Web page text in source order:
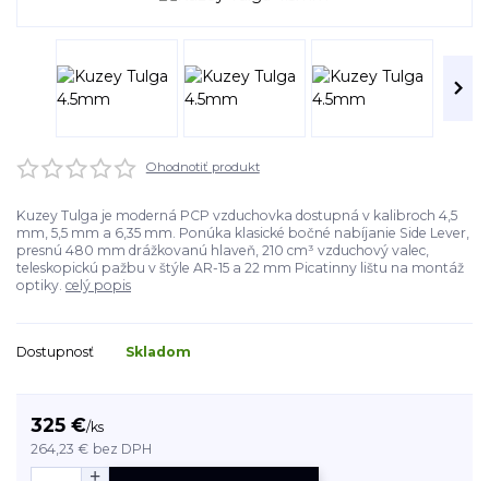
Ohodnotiť produkt
Kuzey Tulga je moderná PCP vzduchovka dostupná v kalibroch 4,5
mm, 5,5 mm a 6,35 mm. Ponúka klasické bočné nabíjanie Side Lever,
presnú 480 mm drážkovanú hlaveň, 210 cm³ vzduchový valec,
teleskopickú pažbu v štýle AR-15 a 22 mm Picatinny lištu na montáž
optiky. celý popis
Dostupnosť Skladom
325 €/ks
264,23 € bez DPH